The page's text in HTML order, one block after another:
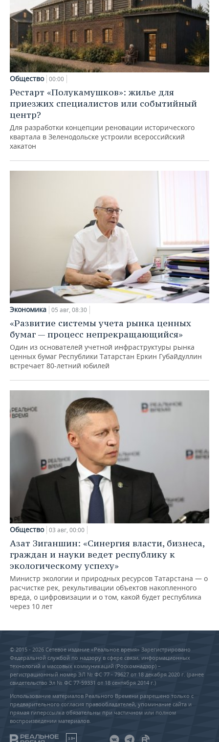
Общество 00:00
Рестарт «Полукамушков»: жилье для
приезжих специалистов или событийный
центр?
Для разработки концепции реновации исторического
квартала в Зеленодольске устроили всероссийский
хакатон
Экономика 05 авг, 08:30
«Развитие системы учета рынка ценных
бумаг — процесс непрекращающийся»
Один из основателей учетной инфраструктуры рынка
ценных бумаг Республики Татарстан Еркин Губайдуллин
встречает 80-летний юбилей
Общество 03 авг, 00:00
Азат Зиганшин: «Синергия власти, бизнеса,
граждан и науки ведет республику к
экологическому успеху»
Министр экологии и природных ресурсов Татарстана — о
расчистке рек, рекультивации объектов накопленного
вреда, о цифровизации и о том, какой будет республика
через 10 лет
© 2015 - 2026 Сетевое издание «Реальное время» Зарегистрировано
Федеральной службой по надзору в сфере связи, информационных
технологий и массовых коммуникаций (Роскомнадзор) –
регистрационный номер ЭЛ № ФС 77 - 79627 от 18 декабря 2020 г. (ранее
свидетельство Эл № ФС 77-59331 от 18 сентября 2014 г.)
Использование материалов Реального Времени разрешено только с
предварительного согласия правообладателей, упоминание сайта и
прямая гиперссылка обязательны при частичном или полном
воспроизведении материалов.
18+